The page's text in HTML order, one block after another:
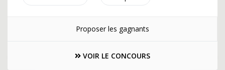
Proposer les gagnants
VOIR LE CONCOURS